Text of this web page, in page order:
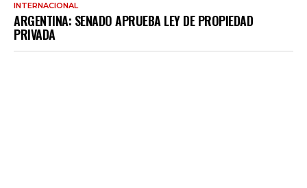
INTERNACIONAL
ARGENTINA: SENADO APRUEBA LEY DE PROPIEDAD
PRIVADA